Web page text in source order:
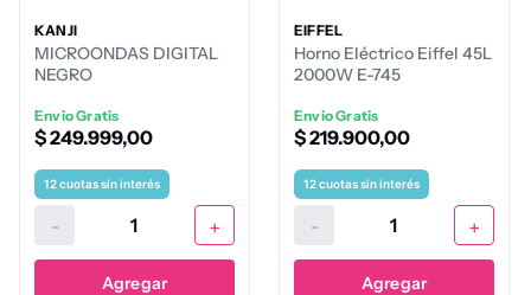
KANJI
MICROONDAS DIGITAL
NEGRO
Envio Gratis
$249.999,00
12cuotas sin interés
- +
Agregar
EIFFEL
Horno Eléctrico Eiffel 45L
2000W E-745
Envio Gratis
$219.900,00
12cuotas sin interés
- +
Agregar